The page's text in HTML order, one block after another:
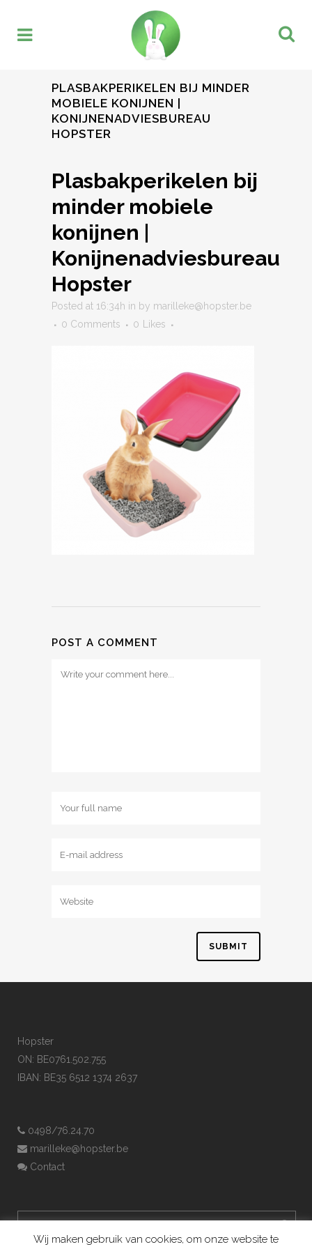
PLASBAKPERIKELEN BIJ MINDER
MOBIELE KONIJNEN |
KONIJNENADVIESBUREAU
HOPSTER
Plasbakperikelen bij
minder mobiele
konijnen |
Konijnenadviesbureau
Hopster
Posted at 16:34h in by marilleke@hopster.be
0 Comments
0 Likes
POST A COMMENT
Hopster
ON: BE0761.502.755
IBAN: BE35 6512 1374 2637
0498/76.24.70
marilleke@hopster.be
Contact
Wij maken gebruik van cookies, om onze website te